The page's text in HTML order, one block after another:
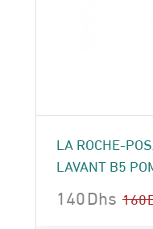
LA ROCHE-
LAVANT B5
160
140Dhs